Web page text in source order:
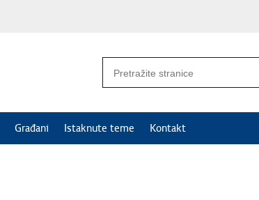
Građani Istaknute teme Kontakt